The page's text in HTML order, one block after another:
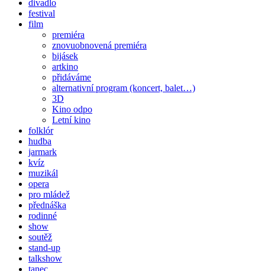
divadlo
festival
film
premiéra
znovuobnovená premiéra
bijásek
artkino
přidáváme
alternativní program (koncert, balet…)
3D
Kino odpo
Letní kino
folklór
hudba
jarmark
kvíz
muzikál
opera
pro mládež
přednáška
rodinné
show
soutěž
stand-up
talkshow
tanec